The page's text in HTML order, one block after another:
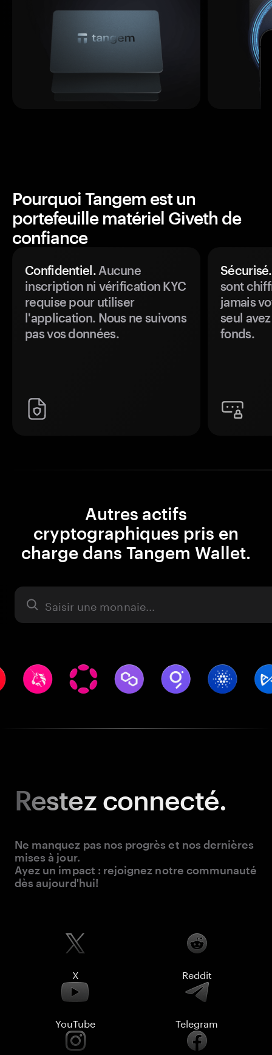
Pourquoi Tangem est un
portefeuille matériel Giveth de
confiance
Confidentiel.Aucune
inscription ni vérification KYC
requise pour utiliser
l'application. Nous ne suivons
pas vos données.
Sécurisé.
sont
jamais
seul
fonds.
Autres actifs
cryptographiques pris en
charge dans Tangem Wallet.
Actifs
Restezconnecté.
Ne manquez pas nos progrès et nos dernières
mises à jour.
Ayez un impact : rejoignez notre communauté
dès aujourd'hui!
X Reddit
YouTube Telegram